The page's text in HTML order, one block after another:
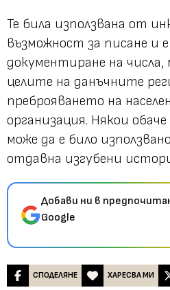
Те била използвана от
възможност за писане и
документиране на числа,
целите на данъчните
преброяването на
организация. Някои
може да е било
отдавна изгубени
Добави ни в
Google
СПОДЕЛЯНЕ ХАРЕСВА МИ